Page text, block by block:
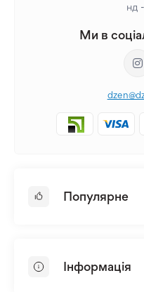
нд
Ми в
Популярне
Лілія
Інформація